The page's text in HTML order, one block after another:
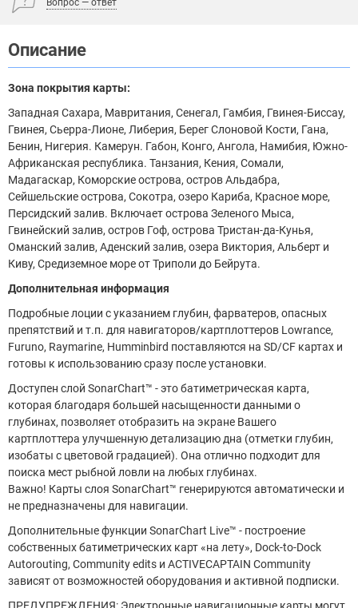
Описание
Зона покрытия карты:
Западная Сахара, Мавритания, Сенегал, Гамбия, Гвинея-Биссау,
Гвинея, Сьерра-Лионе, Либерия, Берег Слоновой Кости, Гана,
Бенин, Нигерия. Камерун. Габон, Конго, Ангола, Намибия, Южно-
Африканская республика. Танзания, Кения, Сомали,
Мадагаскар, Коморские острова, остров Альдабра,
Сейшельские острова, Сокотра, озеро Кариба, Красное море,
Персидский залив. Включает острова Зеленого Мыса,
Гвинейский залив, остров Гоф, острова Тристан-да-Кунья,
Оманский залив, Аденский залив, озера Виктория, Альберт и
Киву, Средиземное море от Триполи до Бейрута.
Дополнительная информация
Подробные лоции с указанием глубин, фарватеров, опасных
препятствий и т.п. для навигаторов/картплоттеров Lowrance,
Furuno, Raymarine, Humminbird поставляются на SD/CF картах и
готовы к использованию сразу после установки.
Доступен слой SonarChart™ - это батиметрическая карта,
которая благодаря большей насыщенности данными о
глубинах, позволяет отобразить на экране Вашего
картплоттера улучшенную детализацию дна (отметки глубин,
изобаты с цветовой градацией). Она отлично подходит для
поиска мест рыбной ловли на любых глубинах.
Важно! Карты слоя SonarChart™ генерируются автоматически и
не предназначены для навигации.
Дополнительные функции SonarChart Live™ - построение
собственных батиметрических карт «на лету», Dock-to-Dock
Autorouting, Community edits и ACTIVECAPTAIN Community
зависят от возможностей оборудования и активной подписки.
ПРЕДУПРЕЖДЕНИЯ: Электронные навигационные карты могут